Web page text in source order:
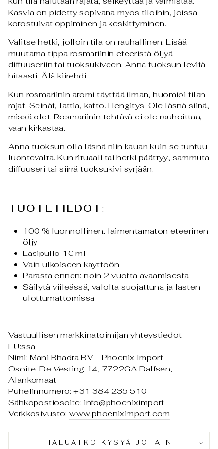
Kasvia on pidetty sopivana myös tiloihin, joissa
korostuivat oppiminen ja keskittyminen.
Valitse hetki, jolloin tila on rauhallinen. Lisää
muutama tippa rosmariinin eteeristä öljyä
diffuuseriin tai tuoksukiveen. Anna tuoksun levitä
hitaasti. Älä kiirehdi.
Kun rosmariinin aromi täyttää ilman, huomioi tilan
rajat. Seinät, lattia, katto. Hengitys. Ole läsnä siinä,
missä olet. Rosmariinin tehtävä ei ole rauhoittaa,
vaan kirkastaa.
Anna tuoksun olla läsnä niin kauan kuin se tuntuu
luontevalta. Kun rituaali tai hetki päättyy, sammuta
diffuuseri tai siirrä tuoksukivi syrjään.
TUOTETIEDOT:
100 % luonnollinen, laimentamaton eteerinen
öljy
Lasipullo 10 ml
Vain ulkoiseen käyttöön
Parasta ennen: noin 2 vuotta avaamisesta
Säilytä viileässä, valolta suojattuna ja lasten
ulottumattomissa
Vastuullisen markkinatoimijan yhteystiedot
EU:ssa
Nimi: Mani Bhadra BV - Phoenix Import
Osoite: De Vesting 14, 7722GA Dalfsen,
Alankomaat
Puhelinnumero: +31 384 235 510
Sähköpostiosoite: info@phoeniximport
Verkkosivusto:www.phoeniximport.com
HALUATKO KYSYÄ JOTAIN